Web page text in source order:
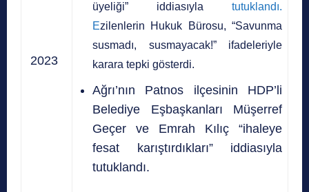
2023
üyeliği” iddiasıyla tutuklandı.
Ezilenlerin Hukuk Bürosu, “Savunma
susmadı, susmayacak!” ifadeleriyle
karara tepki gösterdi.
Ağrı’nın Patnos ilçesinin HDP’li
Belediye Eşbaşkanları Müşerref
Geçer ve Emrah Kılıç “ihaleye
fesat karıştırdıkları” iddiasıyla
tutuklandı.